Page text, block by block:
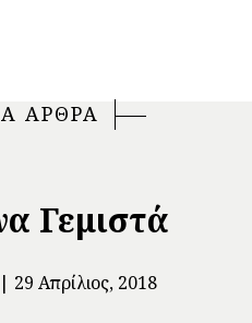
ΑΡΘΡΑ
Γεμιστά
29 Απρίλιος, 2018